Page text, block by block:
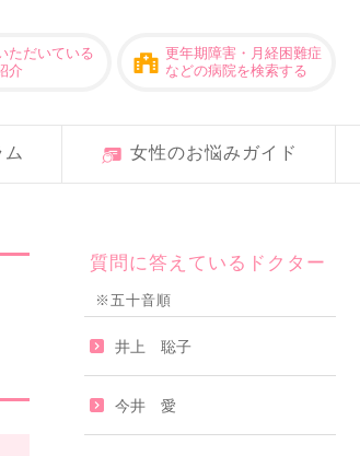
ただいている
介
更年期障害・月経困難症
などの病院を検索する
ム 女性のお悩みガイド
質問に答えているドクター
※五十音順
井上 聡子
今井 愛